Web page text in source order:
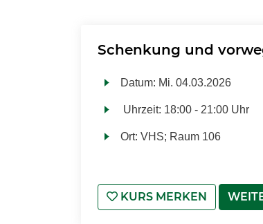
Schenkung und
Datum: Mi. 04.03.2026
Uhrzeit: 18:00 - 21:00 Uhr
Ort: VHS; Raum 106
KURS MERKEN